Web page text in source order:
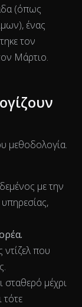
ranges from
(όπως
ένας
τον
Μάρτιο.
μεθοδολογία.
με την
υπηρεσίας,
ντίζελ που
σταθερό μέχρι
τότε